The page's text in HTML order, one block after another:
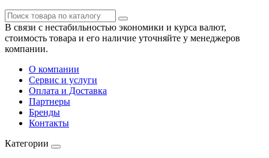
В связи с нестабильностью экономики и курса валют,
стоимость товара и его наличие уточняйте у менеджеров
компании.
О компании
Сервис и услуги
Оплата и Доставка
Партнеры
Бренды
Контакты
Категории